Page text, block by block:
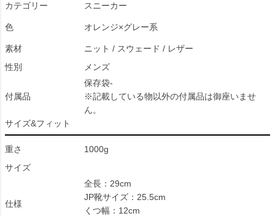
カテゴリー スニーカー
色 オレンジ×グレー系
素材
ニット / スウェード / レザー
性別
メンズ
付属品
保存袋-
※記載している物以外の付属品は御座いませ
ん。
サイズ&フィット
重さ
1000g
サイズ
仕様
全長：29cm
JP靴サイズ：25.5cm
くつ幅：12cm